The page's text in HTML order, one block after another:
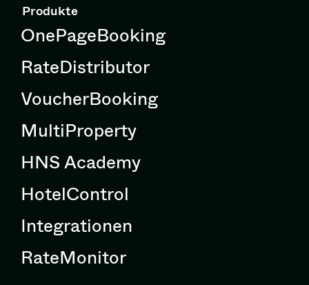
Produkte
OnePageBooking
RateDistributor
VoucherBooking
MultiProperty
HNS Academy
HotelControl
Integrationen
RateMonitor